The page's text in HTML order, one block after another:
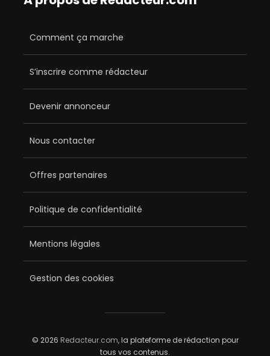
Comment ça marche
S’inscrire comme rédacteur
Devenir annonceur
Nous contacter
Offres partenaires
Politique de confidentialité
Mentions légales
Gestion des cookies
© 2026 Redacteur.com, la plateforme de rédaction pour
tous vos contenus.